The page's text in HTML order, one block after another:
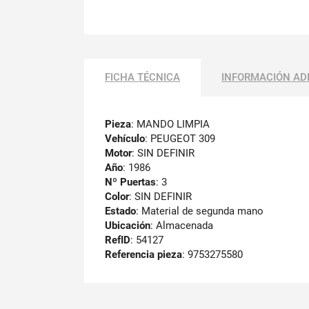
FICHA TÉCNICA INFORMACIÓN
Pieza: MANDO LIMPIA
Vehículo: PEUGEOT 309
Motor: SIN DEFINIR
Año: 1986
Nº Puertas: 3
Color: SIN DEFINIR
Estado: Material de segunda mano
Ubicación: Almacenada
RefID: 54127
Referencia pieza: 9753275580